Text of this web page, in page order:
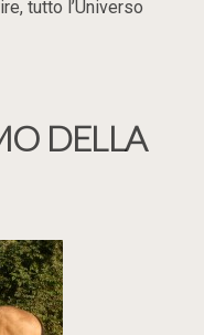
tutto l’Universo
DELLA